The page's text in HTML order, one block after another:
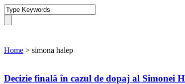
Home > simona halep
Decizie finală în cazul de dopaj al Simonei